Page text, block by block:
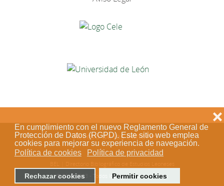
En cumplimiento con el nuevo Reglamento General de
Protección de Datos (RGPD). Este sitio web emplea
cookies para mejorar su experiencia de navegación.
Política de cookies
Política de privacidad
Rechazar cookies Permitir cookies
❌
Acceso de los editores
© 2018-2023 - Todos los derechos reservados